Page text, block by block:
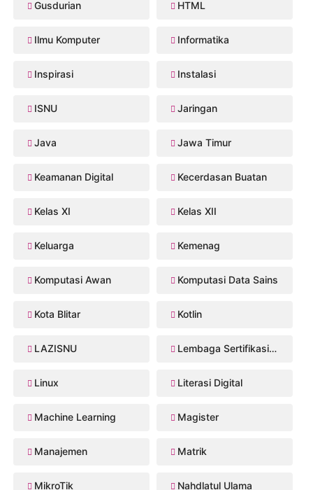
Gusdurian HTML
Ilmu Komputer Informatika
Inspirasi Instalasi
ISNU Jaringan
Java Jawa Timur
Keamanan Digital Kecerdasan Buatan
Kelas XI Kelas XII
Keluarga Kemenag
Komputasi Awan Komputasi Data Sains
Kota Blitar Kotlin
LAZISNU Lembaga Sertifikasi Profesi
Linux Literasi Digital
Machine Learning Magister
Manajemen Matrik
MikroTik Nahdlatul Ulama